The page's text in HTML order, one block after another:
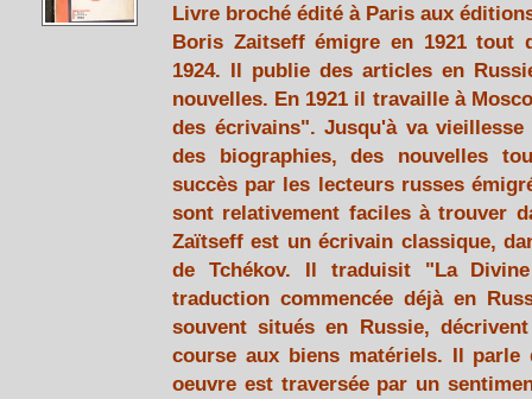
Livre broché édité à Paris aux
Boris Zaitseff émigre en 1921
1924. Il publie des articles en
nouvelles. En 1921 il travaille à
des écrivains". Jusqu'à va
des biographies, des nouvelles
succès par les lecteurs russes
sont relativement faciles à trouver
Zaïtseff est un écrivain classique,
de Tchékov. Il traduisit "La
traduction commencée déjà en
souvent situés en Russie,
course aux biens matériels. Il parle
oeuvre est traversée par un